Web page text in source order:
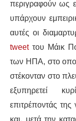
περιγραφούν ως
υπάρχουν
αυτές οι
tweetτου Μάικ
των ΗΠΑ, στο
στέκονταν στο
εξυπηρετεί
επιτρέποντάς της
και, μετά την